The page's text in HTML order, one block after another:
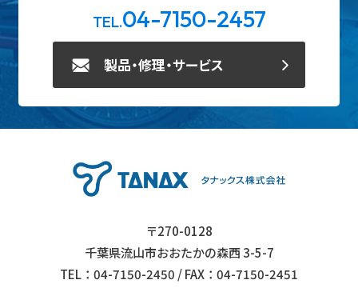
TEL.04-7150-2457
製品・修理・サービス
〒270-0128
千葉県流山市おおたかの森西 3-5-7
TEL：04-7150-2450 / FAX：04-7150-2451